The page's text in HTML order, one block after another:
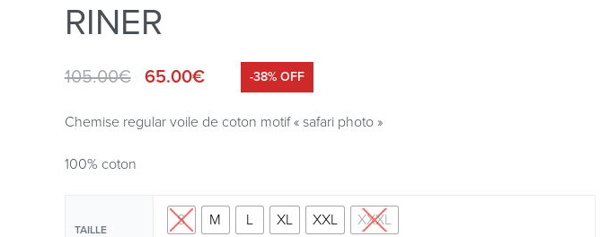
RINER
105.00€ 65.00€ -38% OFF
Chemise regular voile de coton motif « safari photo »
100% coton
TAILLE
S M L XL XXL XXXL